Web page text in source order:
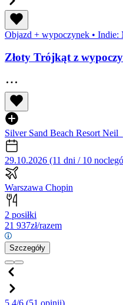
Objazd + wypoczynek • Indie:
Złoty Trójkąt z
Silver Sand Beach Resort Neil
29.10.2026 (11 dni / 10
Warszawa Chopin
2 posiłki
21 937zł/razem
Szczegóły
5.4/6 (51 opinii)